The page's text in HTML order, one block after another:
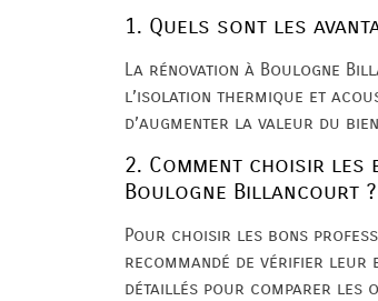
1. Quels sont les
La rénovation à Boulogne
l’isolation thermique et
d’augmenter la valeur du
2. Comment choisir
Boulogne Billancourt ?
Pour choisir les bons
recommandé de vérifier leur
détaillés pour comparer les